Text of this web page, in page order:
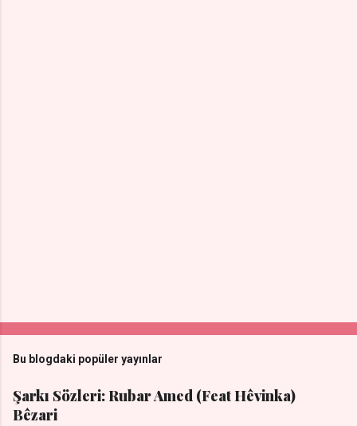
Bu blogdaki popüler yayınlar
Şarkı Sözleri: Rubar Amed (Feat Hêvinka)
Bêzari